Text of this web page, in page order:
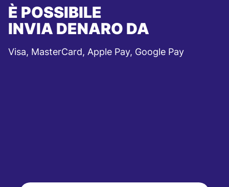
È POSSIBILE
INVIA DENARO DA
Visa, MasterCard, Apple Pay, Google Pay